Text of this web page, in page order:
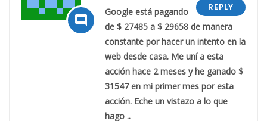

REPLY
Google está pagando
de $ 27485 a $ 29658 de manera
constante por hacer un intento en la
web desde casa. Me uní a esta
acción hace 2 meses y he ganado $
31547 en mi primer mes por esta
acción. Eche un vistazo a lo que
hago ..